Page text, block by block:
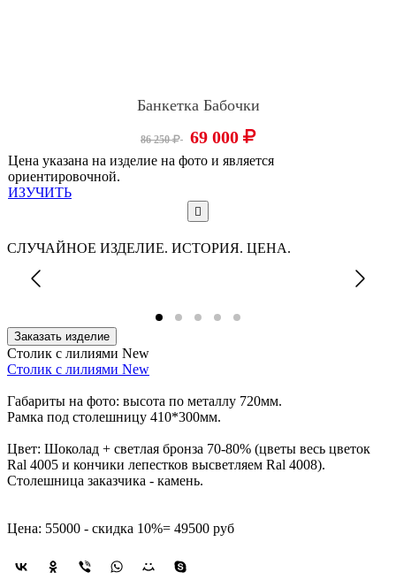
Банкетка Бабочки
86 250 69 000
Цена указана на изделие на фото и является
ориентировочной.
ИЗУЧИТЬ
СЛУЧАЙНОЕ ИЗДЕЛИЕ. ИСТОРИЯ. ЦЕНА.
Заказать изделие
Столик с лилиями New
Столик с лилиями New
Габариты на фото: высота по металлу 720мм.
Рамка под столешницу 410*300мм.
Цвет: Шоколад + светлая бронза 70-80% (цветы весь цветок
Ral 4005 и кончики лепестков высветляем Ral 4008).
Столешница заказчика - камень.
Цена: 55000 - скидка 10%= 49500 руб